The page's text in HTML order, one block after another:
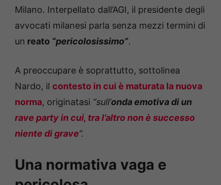
Milano. Interpellato dall’AGI, il presidente degli
avvocati milanesi parla senza mezzi termini di
un reato “pericolosissimo”.
A preoccupare è soprattutto, sottolinea
Nardo, il contesto in cui è maturata la nuova
norma, originatasi “sull’onda emotiva di un
rave party in cui, tra l’altro non è successo
niente di grave”.
Una normativa vaga e